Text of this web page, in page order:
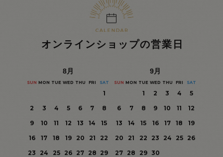
オンラインショップの営業日
8月
SUN MON TUE WED THU FRI SAT
1
2
3 4 5 6 7
8
9
10 11 12 13 14
15
16
17 18 19 20 21
22
23
24 25 26 27 28 29
9月
SUN MON TUE WED THU FRI SAT
1 2 3 4
5
6
7 8 9 10 11
12
13
14 15 16 17 18
19
20
21 22 23 24 25
26
27 28 29 30